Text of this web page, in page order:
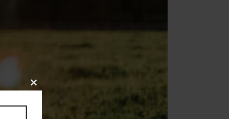
Close